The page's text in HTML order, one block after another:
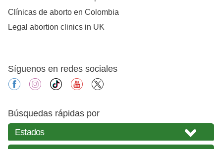
Clínicas de aborto en Colombia
Legal abortion clinics in UK
Síguenos en redes sociales
facebookinstagram
tiktok youtube
Búsquedas rápidas por